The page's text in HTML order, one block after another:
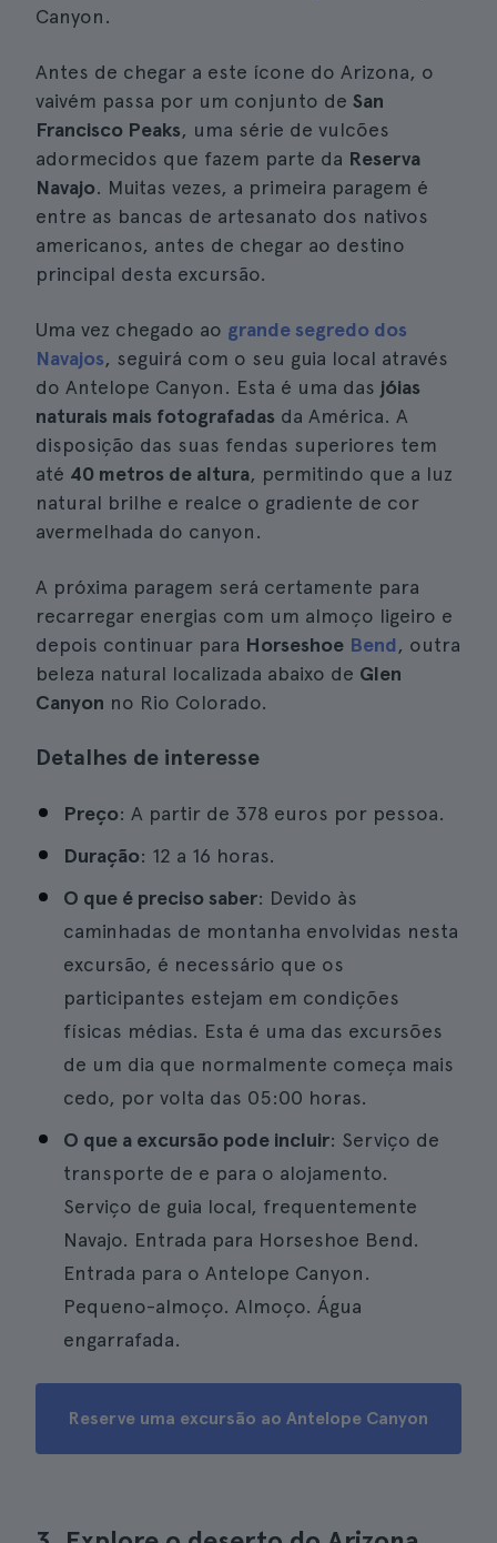
Canyon.
Antes de chegar a este ícone do Arizona, o
vaivém passa por um conjunto de San
Francisco Peaks, uma série de vulcões
adormecidos que fazem parte da Reserva
Navajo. Muitas vezes, a primeira paragem é
entre as bancas de artesanato dos nativos
americanos, antes de chegar ao destino
principal desta excursão.
Uma vez chegado ao grande segredo dos
Navajos, seguirá com o seu guia local através
do Antelope Canyon. Esta é uma das jóias
naturais mais fotografadas da América. A
disposição das suas fendas superiores tem
até 40 metros de altura, permitindo que a luz
natural brilhe e realce o gradiente de cor
avermelhada do canyon.
A próxima paragem será certamente para
recarregar energias com um almoço ligeiro e
depois continuar para Horseshoe Bend, outra
beleza natural localizada abaixo de Glen
Canyon no Rio Colorado.
Detalhes de interesse
Preço: A partir de 378 euros por pessoa.
Duração: 12 a 16 horas.
O que é preciso saber: Devido às
caminhadas de montanha envolvidas nesta
excursão, é necessário que os
participantes estejam em condições
físicas médias. Esta é uma das excursões
de um dia que normalmente começa mais
cedo, por volta das 05:00 horas.
O que a excursão pode incluir: Serviço de
transporte de e para o alojamento.
Serviço de guia local, frequentemente
Navajo. Entrada para Horseshoe Bend.
Entrada para o Antelope Canyon.
Pequeno-almoço. Almoço. Água
engarrafada.
Reserve uma excursão ao Antelope Canyon